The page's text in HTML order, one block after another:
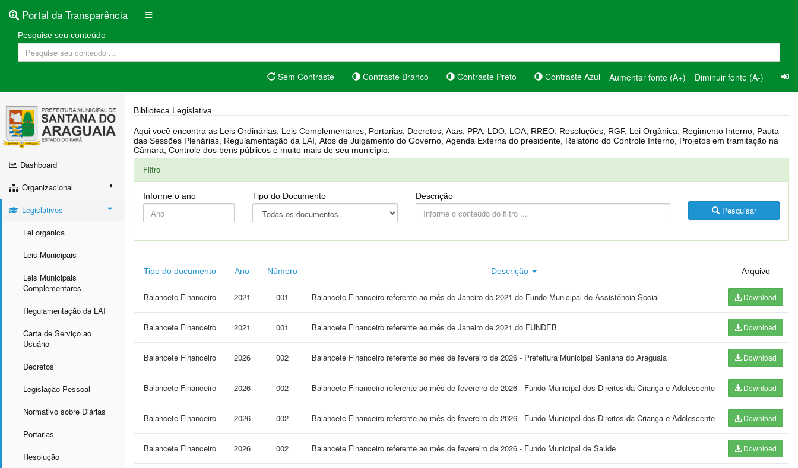
Portal da Transparência
Pesquise seu conteúdo
Sem Contraste Contraste Branco Contraste Preto Contraste Azul Aumentar fonte (A+) Diminuir fonte (A-)
Dashboard
Organizacional
Legislativos
Lei orgânica
Leis Municipais
Leis Municipais
Complementares
Regulamentação da LAI
Carta de Serviço ao
Usuário
Decretos
Legislação Pessoal
Normativo sobre Diárias
Portarias
Resolução
Biblioteca Legislativa
Aqui você encontra as Leis Ordinárias, Leis Complementares, Portarias, Decretos, Atas, PPA, LDO, LOA, RREO, Resoluções, RGF, Lei Orgânica, Regimento Interno, Pauta
das Sessões Plenárias, Regulamentação da LAI, Atos de Julgamento do Governo, Agenda Externa do presidente, Relatório do Controle Interno, Projetos em tramitação na
Câmara, Controle dos bens públicos e muito mais de seu município.
Filtro
Informe o ano Tipo do Documento Descrição
Pesquisar
Tipo do documento Ano Número Descrição Arquivo
Balancete Financeiro 2021 001 Balancete Financeiro referente ao mês de Janeiro de 2021 do Fundo Municipal de Assistência Social Download
Balancete Financeiro 2021 001 Balancete Financeiro referente ao mês de Janeiro de 2021 do FUNDEB Download
Balancete Financeiro 2026 002 Balancete Financeiro referente ao mês de fevereiro de 2026 - Prefeitura Municipal Santana do Araguaia Download
Balancete Financeiro 2026 002 Balancete Financeiro referente ao mês de fevereiro de 2026 - Fundo Municipal dos Direitos da Criança e Adolescente Download
Balancete Financeiro 2026 002 Balancete Financeiro referente ao mês de fevereiro de 2026 - Fundo Municipal dos Direitos da Criança e Adolescente Download
Balancete Financeiro 2026 002 Balancete Financeiro referente ao mês de fevereiro de 2026 - Fundo Municipal de Saúde Download